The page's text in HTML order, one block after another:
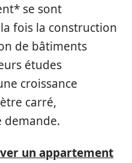
se sont
fois la construction
de bâtiments
études
croissance
carré,
demande.
un appartement